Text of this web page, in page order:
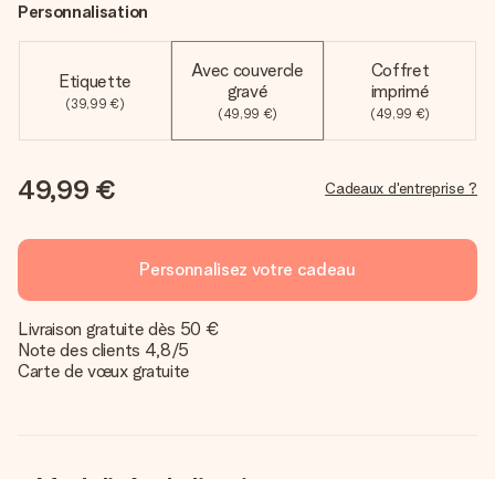
Personnalisation
Etiquette
(39,99 €)
Avec couvercle
gravé
(49,99 €)
Coffret
imprimé
(49,99 €)
49,99 € Cadeaux d'entreprise ?
Personnalisez votre cadeau
Livraison gratuite dès 50 €
Note des clients 4,8/5
Carte de vœux gratuite